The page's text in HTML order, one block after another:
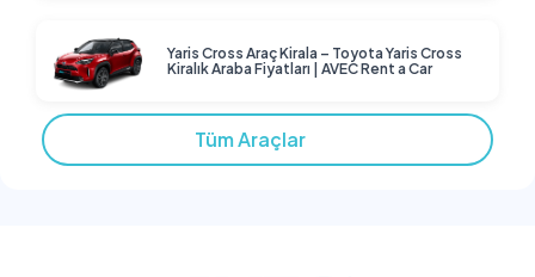
Yaris Cross Araç Kirala – Toyota Yaris Cross
Kiralık Araba Fiyatları | AVEC Rent a Car
Tüm Araçlar